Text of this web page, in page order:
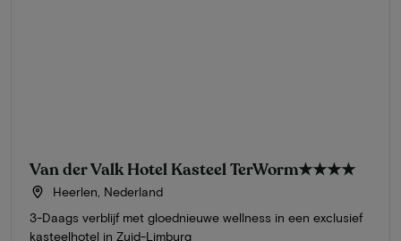
Van der Valk Hotel Kasteel TerWorm★★★★
Heerlen, Nederland
3-Daags verblijf met gloednieuwe wellness in een exclusief
kasteelhotel in Zuid-Limburg